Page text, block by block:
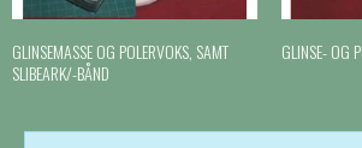
GLINSEMASSE OG POLERVOKS, SAMT
SLIBEARK/-BÅND
GLINSE- OG